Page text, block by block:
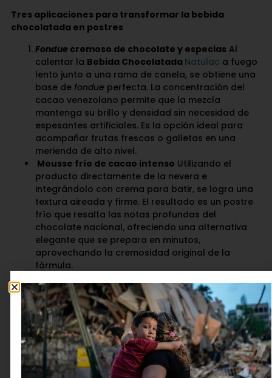
Tres aplicaciones para transformar la bebida
chocolatada en postres
Fondue cremoso de chocolate y especias Al
calentar la Bebida Chocolatada Natulac a fuego
lento junto a una rama de canela, se obtiene una
base de fondue perfecta. La concentración del
cacao venezolano permite que la mezcla
mantenga su brillo y densidad sin necesidad de
espesantes artificiales. Es la opción ideal para
acompañar frutas frescas o galletas en una
merienda de alto nivel.
Mousse frío de cacao intenso Utilizando el
producto directamente de la nevera e
integrándolo con crema para batir, se logra una
textura aireada y firme. El resultado es un postre
frío que resalta las notas profundas del
chocolate nacional, ofreciendo una alternativa
elegante que se prepara en minutos,
aprovechando la cremosidad original de la
fórmula.
malvaviscosPara los días que exigen confort,
elevar la temperatura de la bebida chocolatada
y añadir una pizca de sal marina o nuez moscada
potencia los matices del cacao. Al servirse con
malvaviscos, se crea una experiencia clásica que
refuerza la tradición del chocolate venezolano en
un formato moderno y listo para disfrutar.